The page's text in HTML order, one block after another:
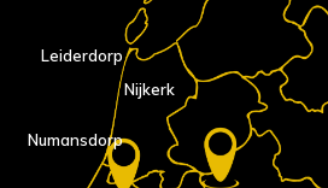
Nijkerk
Numansdorp
Leiderdorp